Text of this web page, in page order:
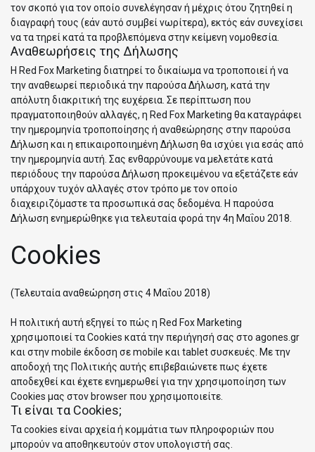
τον σκοπό για τον οποίο συνελέγησαν ή μέχρις ότου ζητηθεί η
διαγραφή τους (εάν αυτό συμβεί νωρίτερα), εκτός εάν συνεχίσει
να τα τηρεί κατά τα προβλεπόμενα στην κείμενη νομοθεσία.
Αναθεωρήσεις της Δήλωσης
Η Red Fox Marketing διατηρεί το δικαίωμα να τροποποιεί ή να
την αναθεωρεί περιοδικά την παρούσα Δήλωση, κατά την
απόλυτη διακριτική της ευχέρεια. Σε περίπτωση που
πραγματοποιηθούν αλλαγές, η Red Fox Marketing θα καταγράφει
την ημερομηνία τροποποίησης ή αναθεώρησης στην παρούσα
Δήλωση και η επικαιροποιημένη Δήλωση θα ισχύει για εσάς από
την ημερομηνία αυτή. Σας ενθαρρύνουμε να μελετάτε κατά
περιόδους την παρούσα Δήλωση προκειμένου να εξετάζετε εάν
υπάρχουν τυχόν αλλαγές στον τρόπο με τον οποίο
διαχειριζόμαστε τα προσωπικά σας δεδομένα. Η παρούσα
Δήλωση ενημερώθηκε για τελευταία φορά την 4η Μαΐου 2018.
Cookies
(Τελευταία αναθεώρηση στις 4 Μαΐου 2018)
Η πολιτική αυτή εξηγεί το πώς η Red Fox Marketing
χρησιμοποιεί τα Cookies κατά την περιήγησή σας στο agones.gr
και στην mobile έκδοση σε mobile και tablet συσκευές. Με την
αποδοχή της Πολιτικής αυτής επιβεβαιώνετε πως έχετε
αποδεχθεί και έχετε ενημερωθεί για την χρησιμοποίηση των
Cookies μας στον browser που χρησιμοποιείτε.
Τι είναι τα Cookies;
Τα cookies είναι αρχεία ή κομμάτια των πληροφοριών που
μπορούν να αποθηκευτούν στον υπολογιστή σας.